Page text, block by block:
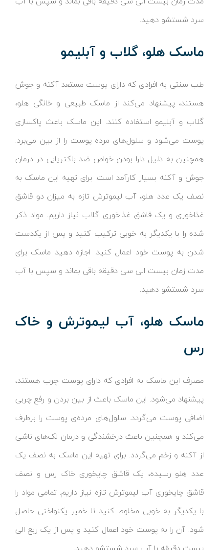
سرد شستشو دهید.
ماسک هلو، گلاب و آبلیمو
طب سنتی به افرادی که دارای پوست مستعد آکنه و جوش
هستند، پیشنهاد می‌کند از ماسک طبیعی و خانگی هلو،
گلاب و آبلیمو استفاده کنند. این ماسک باعث پاکسازی
پوست می‌شود و سلول‌های مرده پوست را از بین می‌برد.
همچنین به دلیل دارا بودن خواص ضد باکتریایی در درمان
جوش و آکنه بسیار کارآمد است. برای تهیه این ماسک به
نصف یک عدد هلو، آب لیموترش تازه به میزان دو قاشق
غذاخوری و یک قاشق غذاخوری گلاب نیاز داریم. مواد ذکر
شده را با یکدیگر به خوبی ترکیب کنید و پس از یکدست
شدن به پوست خود اعمال کنید. اجازه دهید ماسک برای
مدت زمان بیست الی سی دقیقه باقی بماند و سپس با آب
سرد شستشو دهید.
ماسک هلو، آب لیموترش و خاک
رس
مصرف این ماسک به افرادی که دارای پوست چرب هستند،
پیشنهاد می‌شود. این ماسک باعث از بین بردن و رفع چربی
اضافی پوست می‌گردد. سلول‌های مرده‌ی پوست را برطرف
می‌کند و همچنین باعث درخشندگی و درمان لک‌های ناشی
از آکنه و زخم می‌گردد. برای تهیه این ماسک به نصف یک
عدد هلو رسیده، یک قاشق چایخوری خاک رس و نصف
قاشق چایخوری آب لیموترش تازه نیاز داریم. تمامی مواد را
با یکدیگر به خوبی مخلوط کنید تا خمیر یکنواختی حاصل
شود. آن را به پوست خود اعمال کنید و پس از یک ربع الی